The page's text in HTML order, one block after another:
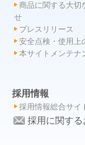
商品に関する大切
せ
プレスリリース
安全点検・使用上
本サイトメンテナ
採用情報
採用情報総合サイ
採用に関す